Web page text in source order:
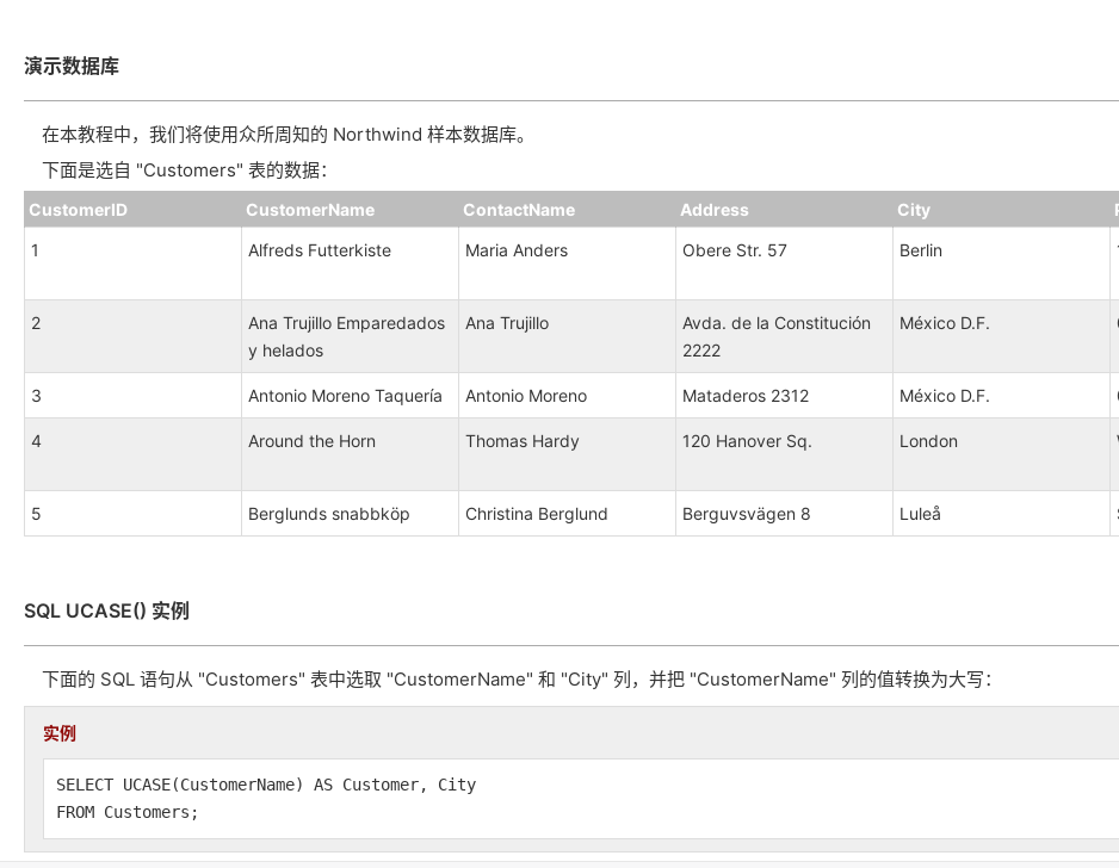
演示数据库
在本教程中，我们将使用众所周知的 Northwind 样本数据库。
下面是选自 "Customers" 表的数据：
CustomerID CustomerName ContactName Address City
1
Alfreds Futterkiste Maria Anders Obere Str. 57 Berlin
2
Ana Trujillo Emparedados
y helados
Ana Trujillo
Avda. de la Constitución
2222
México D.F.
3 Antonio Moreno Taquería Antonio Moreno Mataderos 2312 México D.F.
4 Around the Horn Thomas Hardy 120 Hanover Sq. London
5 Berglunds snabbköp Christina Berglund Berguvsvägen 8 Luleå
SQL UCASE() 实例
下面的 SQL 语句从 "Customers" 表中选取 "CustomerName" 和 "City" 列，并把 "CustomerName" 列的值转换为大写：
实例
SELECT UCASE(CustomerName) AS Customer, City
FROM Customers;